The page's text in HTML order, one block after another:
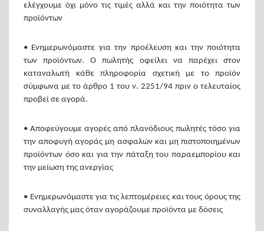
ελέγχουμε όχι μόνο τις τιμές αλλά και την ποιότητα των
προϊόντων
• Ενημερωνόμαστε για την προέλευση και την ποιότητα
των προϊόντων. Ο πωλητής οφείλει να παρέχει στον
καταναλωτή κάθε πληροφορία σχετική με το προϊόν
σύμφωνα με το άρθρο 1 του ν. 2251/94 πριν ο τελευταίος
προβεί σε αγορά.
• Αποφεύγουμε αγορές από πλανόδιους πωλητές τόσο για
την αποφυγή αγοράς μη ασφαλών και μη πιστοποιημένων
προϊόντων όσο και για την πάταξη του παραεμπορίου και
την μείωση της ανεργίας
• Ενημερωνόμαστε για τις λεπτομέρειες και τους όρους της
συναλλαγής μας όταν αγοράζουμε προϊόντα με δόσεις